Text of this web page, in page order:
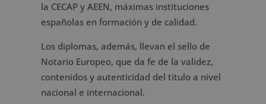
la CECAP y AEEN, máximas instituciones
españolas en formación y de calidad.
Los diplomas, además, llevan el sello de
Notario Europeo, que da fe de la validez,
contenidos y autenticidad del titulo a nivel
nacional e internacional.